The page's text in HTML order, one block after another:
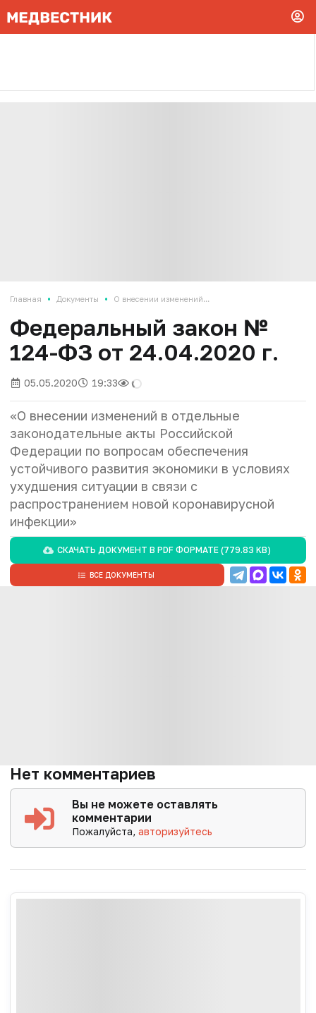
Главная • Документы • О внесении изменений...
Федеральный закон №
124-ФЗ от 24.04.2020 г.
05.05.2020 19:33
«О внесении изменений в отдельные
законодательные акты Российской
Федерации по вопросам обеспечения
устойчивого развития экономики в условиях
ухудшения ситуации в связи с
распространением новой коронавирусной
инфекции»
СКАЧАТЬ ДОКУМЕНТ ВPDF ФОРМАТЕ (779.83 KB)
ВСЕ ДОКУМЕНТЫ
Нет комментариев
Вы не можете оставлять
комментарии
Пожалуйста,авторизуйтесь